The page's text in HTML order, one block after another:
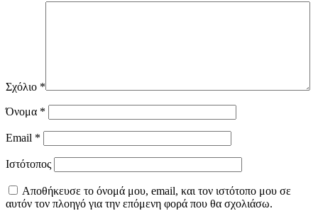
Σχόλιο *
Όνομα *
Email *
Ιστότοπος
Αποθήκευσε το όνομά μου, email, και τον ιστότοπο μου σε
αυτόν τον πλοηγό για την επόμενη φορά που θα σχολιάσω.